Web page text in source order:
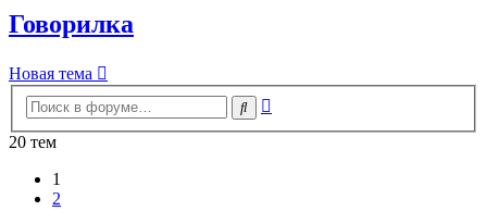
Говорилка
Новая тема
Поиск
20 тем
1
2